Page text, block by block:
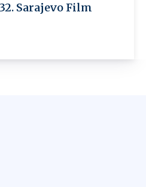
Sarajevo Film